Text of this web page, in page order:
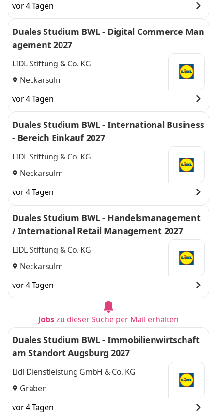
vor 4 Tagen
Duales Studium BWL - Digital Commerce Man
agement 2027
LIDL Stiftung & Co. KG
Neckarsulm
vor 4 Tagen
Duales Studium BWL - International Business
- Bereich Einkauf 2027
LIDL Stiftung & Co. KG
Neckarsulm
vor 4 Tagen
Duales Studium BWL - Handelsmanagement
/ International Retail Management 2027
LIDL Stiftung & Co. KG
Neckarsulm
vor 4 Tagen
Jobszu dieser Suche per Mail erhalten
Duales Studium BWL - Immobilienwirtschaft
am Standort Augsburg 2027
Lidl Dienstleistung GmbH & Co. KG
Graben
vor 4 Tagen